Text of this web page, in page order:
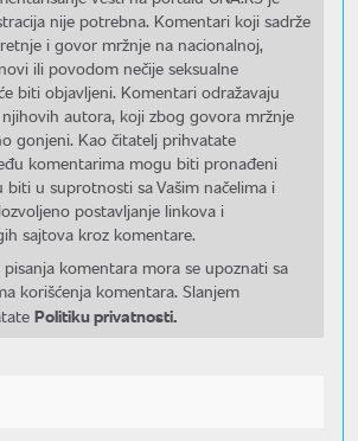
nije potrebna. Komentari koji sadrže
i govor mržnje na nacionalnoj,
ili povodom nečije seksualne
biti objavljeni. Komentari odražavaju
autora, koji zbog govora mržnje
gonjeni. Kao čitatelj prihvatate
komentarima mogu biti pronađeni
biti u suprotnosti sa Vašim načelima i
postavljanje linkova i
sajtova kroz komentare.
komentara mora se upoznati sa
korišćenja komentara. Slanjem
Politiku privatnosti.